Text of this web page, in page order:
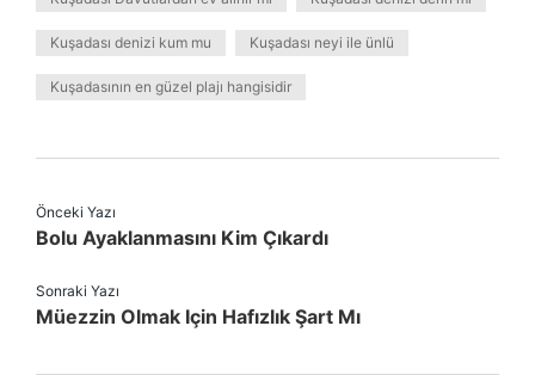
Kuşadası denizi kum mu Kuşadası neyi ile ünlü
Kuşadasının en güzel plajı hangisidir
Önceki Yazı
Bolu Ayaklanmasını Kim Çıkardı
Sonraki Yazı
Müezzin Olmak Için Hafızlık Şart Mı